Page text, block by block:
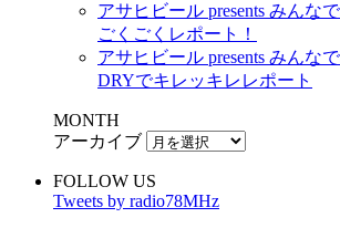
アサヒビール presents みんな
ごくごくレポート！
アサヒビール presents みんな
DRYでキレッキレレポート
MONTH
アーカイブ
FOLLOW US
Tweets by radio78MHz